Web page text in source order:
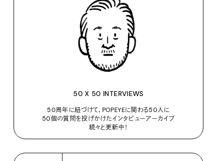
50 X 50 INTERVIEWS
50周年に紐づけて、POPEYEに関わる50人に
50個の質問を投げかけたインタビューアーカイブ
続々と更新中！